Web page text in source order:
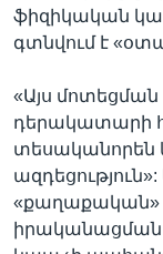
ֆիզիկական
գտնվում է
«Այս
դերակատարի
տեսականորեն
«քաղաքական»